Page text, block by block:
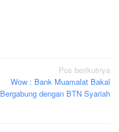
Pos berikutnya
Wow : Bank Muamalat Bakal
Bergabung dengan BTN Syariah